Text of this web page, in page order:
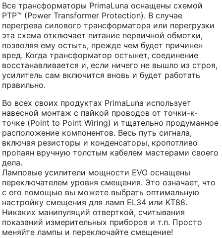
Все трансформаторы PrimaLuna оснащены схемой
PTP™ (Power Transformer Protection). В случае
перегрева силового трансформатора или перегрузки
эта схема отключает питание первичной обмотки,
позволяя ему остыть, прежде чем будет причинен
вред. Когда трансформатор остынет, соединение
восстанавливается и, если ничего не вышло из строя,
усилитель сам включится вновь и будет работать
правильно.
Во всех своих продуктах PrimaLuna использует
навесной монтаж с пайкой проводов от точки-к-
точке (Point to Point Wiring) и тщательно продуманное
расположение компонентов. Весь путь сигнала,
включая резисторы и конденсаторы, кропотливо
пропаян вручную толстым кабелем мастерами своего
дела.
Ламповые усилители мощности EVO оснащены
переключателем уровня смещения. Это означает, что
с его помощью вы можете выбрать оптимальную
настройку смещения для ламп EL34 или KT88.
Никаких манипуляций отверткой, считывания
показаний измерительных приборов и т.п. Просто
меняйте лампы и переключайте смещение!